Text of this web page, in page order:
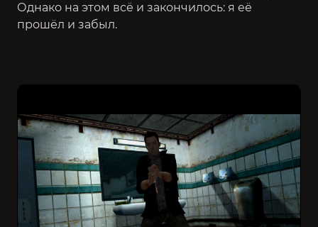
Однако на этом всё и закончилось: я её
прошёл и забыл.